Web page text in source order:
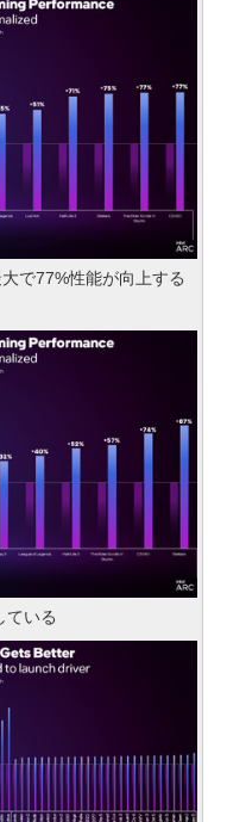
で77%性能が向上する
ている